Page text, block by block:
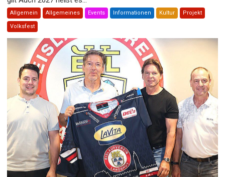
Allgemein Allgemeines Events Informationen Kultur Projekt
Volksfest